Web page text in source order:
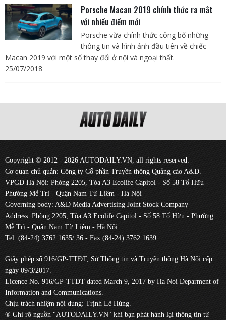
Porsche Macan 2019 chính thức ra mắt
với nhiều điểm mới
Porsche vừa chính thức công bố những
thông tin và hình ảnh đầu tiên về chiếc
Macan 2019 với một số thay đổi ở nội và ngoại thất.
25/07/2018
Copyright © 2012 - 2026 AUTODAILY.VN, all rights reserved.
Cơ quan chủ quản: Công ty Cổ phần Truyền thông Quảng cáo A&D.
VPGD Hà Nội: Phòng 2205, Tòa A3 Ecolife Capitol - Số 58 Tố Hữu -
Phường Mễ Trì - Quận Nam Từ Liêm - Hà Nội
Governing body: A&D Media Advertising Joint Stock Company
Address: Phòng 2205, Tòa A3 Ecolife Capitol - Số 58 Tố Hữu - Phường
Mễ Trì - Quận Nam Từ Liêm - Hà Nội
Tel: (84-24) 3762 1635/ 36 - Fax:(84-24) 3762 1639.
Giấy phép số 916/GP-TTĐT, Sở Thông tin và Truyền thông Hà Nội cấp
ngày 09/3/2017.
Licence No. 916/GP-TTĐT dated March 9, 2017 by Ha Noi Deparment of
Information and Communications.
Chịu trách nhiệm nội dung: Trịnh Lê Hùng.
® Ghi rõ nguồn "AUTODAILY.VN" khi bạn phát hành lại thông tin từ